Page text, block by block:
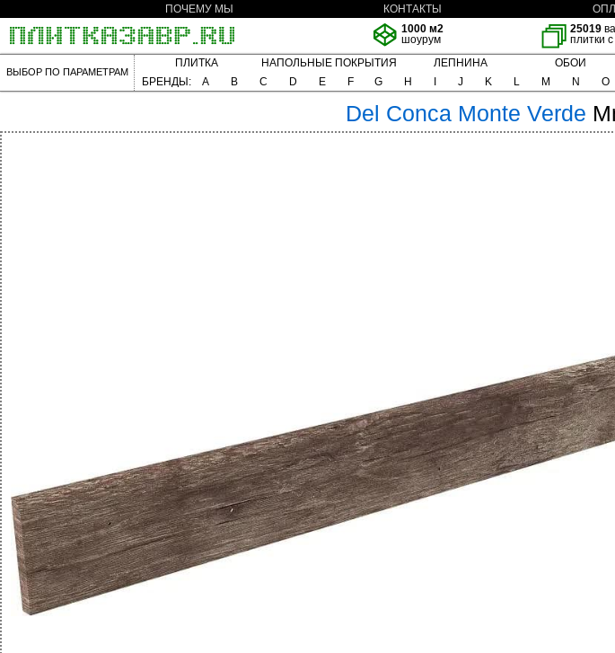
ПОЧЕМУ МЫ КОНТАКТЫ
1000 м2
шоурум
25019
плитки
ВЫБОР ПО ПАРАМЕТРАМ
ПЛИТКА НАПОЛЬНЫЕ ПОКРЫТИЯ ЛЕПНИНА ОБОИ
БРЕНДЫ:
A B C D E F G H J K L M N O
Del Conca Monte Verde